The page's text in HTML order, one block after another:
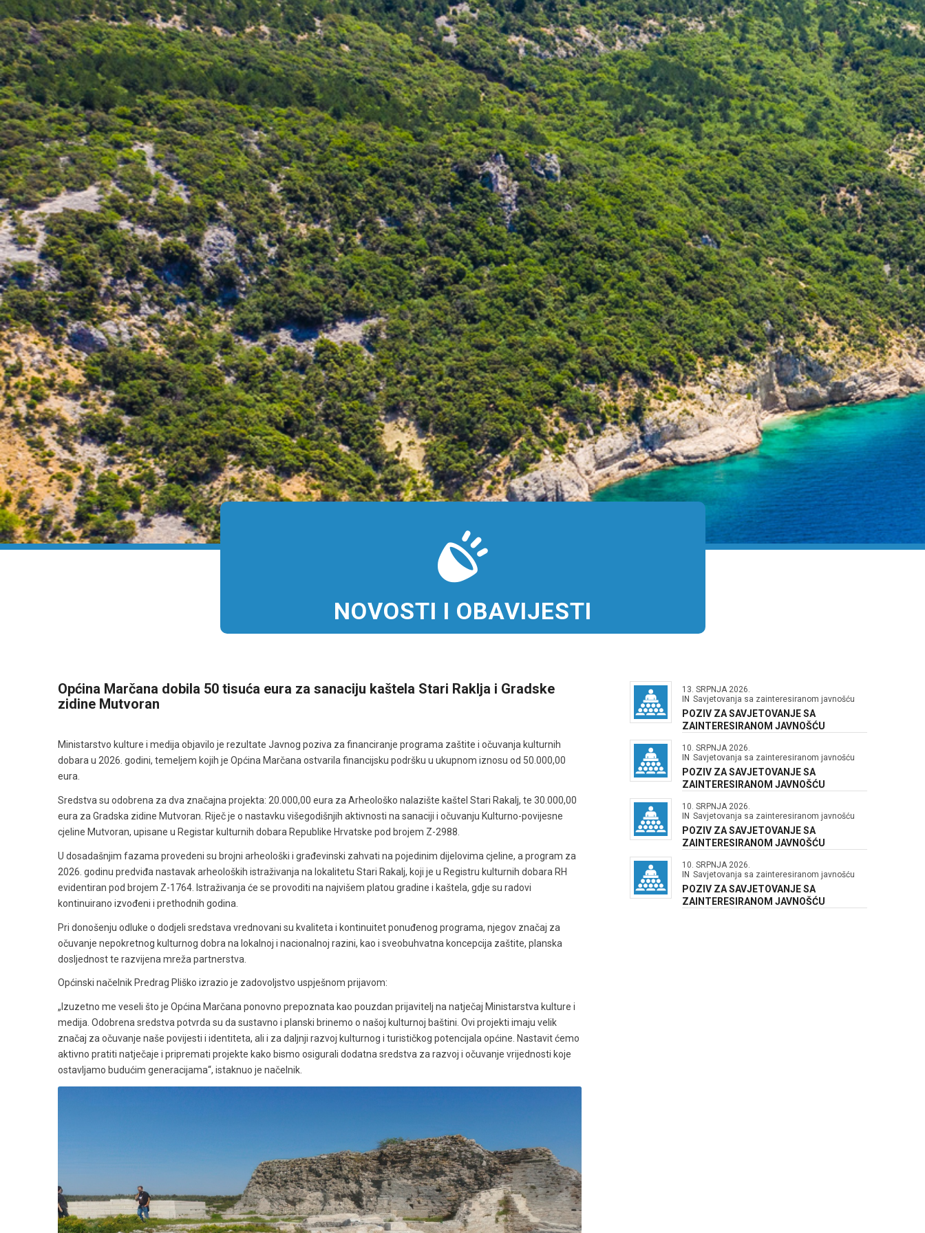
NOVOSTI I OBAVIJESTI
Općina Marčana dobila 50 tisuća eura za sanaciju kaštela Stari Raklja i Gradske
zidine Mutvoran
Ministarstvo kulture i medija objavilo je rezultate Javnog poziva za financiranje programa zaštite i očuvanja kulturnih
dobara u 2026. godini, temeljem kojih je Općina Marčana ostvarila financijsku podršku u ukupnom iznosu od 50.000,00
eura.
Sredstva su odobrena za dva značajna projekta: 20.000,00 eura za Arheološko nalazište kaštel Stari Rakalj, te 30.000,00
eura za Gradska zidine Mutvoran. Riječ je o nastavku višegodišnjih aktivnosti na sanaciji i očuvanju Kulturno-povijesne
cjeline Mutvoran, upisane u Registar kulturnih dobara Republike Hrvatske pod brojem Z-2988.
U dosadašnjim fazama provedeni su brojni arheološki i građevinski zahvati na pojedinim dijelovima cjeline, a program za
2026. godinu predviđa nastavak arheoloških istraživanja na lokalitetu Stari Rakalj, koji je u Registru kulturnih dobara RH
evidentiran pod brojem Z-1764. Istraživanja će se provoditi na najvišem platou gradine i kaštela, gdje su radovi
kontinuirano izvođeni i prethodnih godina.
Pri donošenju odluke o dodjeli sredstava vrednovani su kvaliteta i kontinuitet ponuđenog programa, njegov značaj za
očuvanje nepokretnog kulturnog dobra na lokalnoj i nacionalnoj razini, kao i sveobuhvatna koncepcija zaštite, planska
dosljednost te razvijena mreža partnerstva.
Općinski načelnik Predrag Pliško izrazio je zadovoljstvo uspješnom prijavom:
„Izuzetno me veseli što je Općina Marčana ponovno prepoznata kao pouzdan prijavitelj na natječaj Ministarstva kulture i
medija. Odobrena sredstva potvrda su da sustavno i planski brinemo o našoj kulturnoj baštini. Ovi projekti imaju velik
značaj za očuvanje naše povijesti i identiteta, ali i za daljnji razvoj kulturnog i turističkog potencijala općine. Nastavit ćemo
aktivno pratiti natječaje i pripremati projekte kako bismo osigurali dodatna sredstva za razvoj i očuvanje vrijednosti koje
ostavljamo budućim generacijama“, istaknuo je načelnik.
13. SRPNJA 2026.
IN Savjetovanja sa zainteresiranom javnošću
POZIV ZA SAVJETOVANJE SA
ZAINTERESIRANOM JAVNOŠĆU
10. SRPNJA 2026.
IN Savjetovanja sa zainteresiranom javnošću
POZIV ZA SAVJETOVANJE SA
ZAINTERESIRANOM JAVNOŠĆU
10. SRPNJA 2026.
IN Savjetovanja sa zainteresiranom javnošću
POZIV ZA SAVJETOVANJE SA
ZAINTERESIRANOM JAVNOŠĆU
10. SRPNJA 2026.
IN Savjetovanja sa zainteresiranom javnošću
POZIV ZA SAVJETOVANJE SA
ZAINTERESIRANOM JAVNOŠĆU